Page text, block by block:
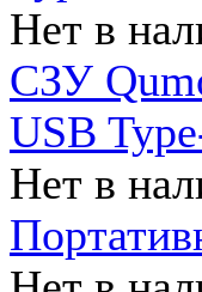
Нет в
СЗУ
USB
Нет в